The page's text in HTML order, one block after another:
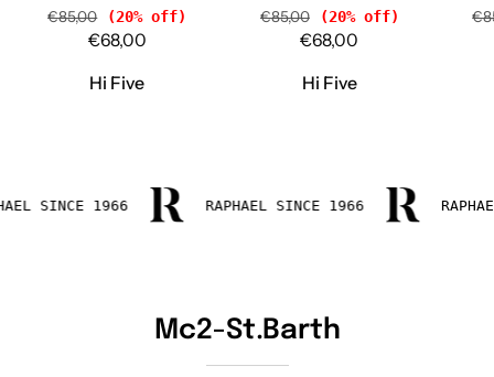
€85,00 (20% off)
€68,00
Hi Five
€85,00 (20% off)
€68,00
Hi Five
RAPHAEL SINCE 1966 RAPHAEL SINCE 1966
Mc2-St.Barth